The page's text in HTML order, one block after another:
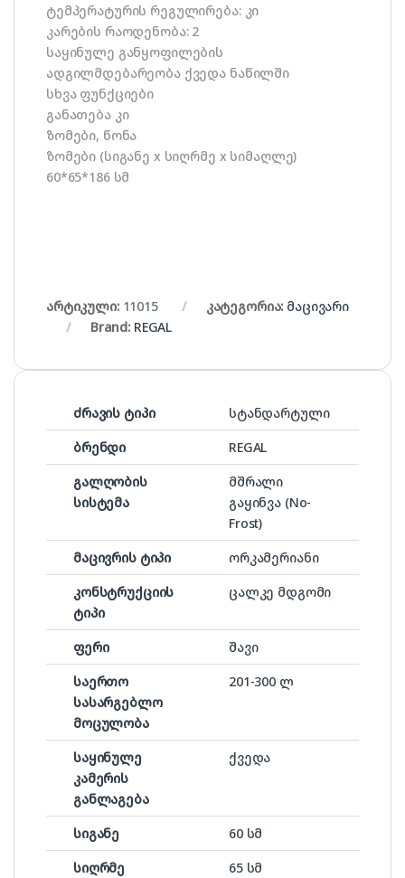
ტემპერატურის რეგულირება: კი
კარების რაოდენობა: 2
საყინულე განყოფილების
ადგილმდებარეობა ქვედა ნაწილში
სხვა ფუნქციები
განათება კი
ზომები, წონა
ზომები (სიგანე x სიღრმე x სიმაღლე)
60*65*186 სმ
არტიკული: 11015 კატეგორია: მაცივარი
Brand: REGAL
ძრავის ტიპი
სტანდარტული
ბრენდი
REGAL
გალღობის
სისტემა
მშრალი
გაყინვა (No-
Frost)
მაცივრის ტიპი
ორკამერიანი
კონსტრუქციის
ტიპი
ცალკე მდგომი
ფერი
შავი
საერთო
სასარგებლო
მოცულობა
201-300 ლ
საყინულე
კამერის
განლაგება
ქვედა
სიგანე
60 სმ
სიღრმე
65 სმ